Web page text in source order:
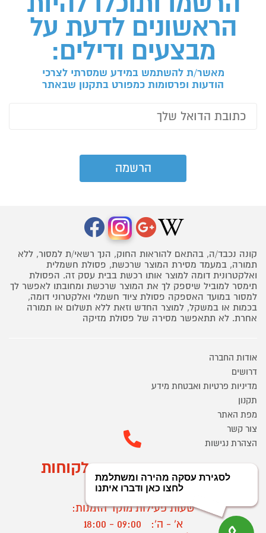
הראשונים לדעת על
מבצעים ודילים:
מאשר/ת להשתמש במידע שמסרתי לצרכי
הודעות ופרסומות כמפורט בתקנון שבאתר
קונה נכבד/ה, בהתאם להוראות החוק, הנך רשאי/ת למסור, ללא
תמורה, במעמד מסירת המוצר שרכשת, פסולת חשמלית
ואלקטרונית דומה למוצר אותו רכשת בבית עסק זה. הפסולת
תימסר למוביל שיספק לך את המוצר שרכשת ומחובתו לאפשר לך
למסור במועד האספקה פסולת ציוד חשמלי ואלקטרוני דומה,
בכמות או במשקל, למוצר החדש וזאת ללא תשלום או תמורה
אחרת. לא תתאפשר מסירה של פסולת מזיקה
אודות החברה
דרושים
מדיניות פרטיות ואבטחת מידע
תקנון
מפת האתר
צור קשר
הצהרת נגישות
מוקד הזמנות ושירות לקוחות
03-9545370
שעות פעילות מוקד הזמנות:
א' - ה':
09:00 - 18:00